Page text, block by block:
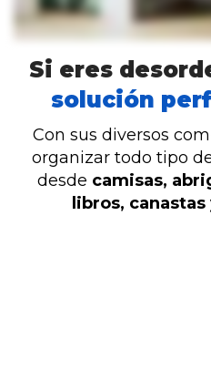
Si eres
solución
Con sus diversos
organizar todo tipo
desde camisas,
libros,